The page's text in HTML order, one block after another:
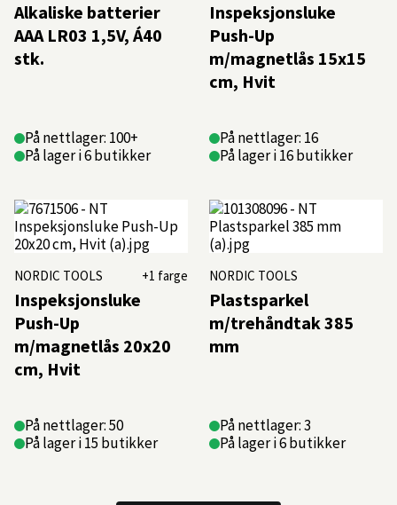
Alkaliske batterier
AAA LR03 1,5V, Á40
stk.
På nettlager: 100+
På lager i 6 butikker
Inspeksjonsluke
Push-Up
m/magnetlås 15x15
cm, Hvit
På nettlager: 16
På lager i 16 butikker
Inspeksjonsluke
Push-Up
m/magnetlås 20x20
cm, Hvit
NORDIC TOOLS +1 farge
På nettlager: 50
På lager i 15 butikker
Plastsparkel
m/trehåndtak 385
mm
NORDIC TOOLS
På nettlager: 3
På lager i 6 butikker